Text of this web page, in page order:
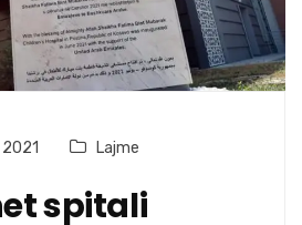
Lajme
spitali